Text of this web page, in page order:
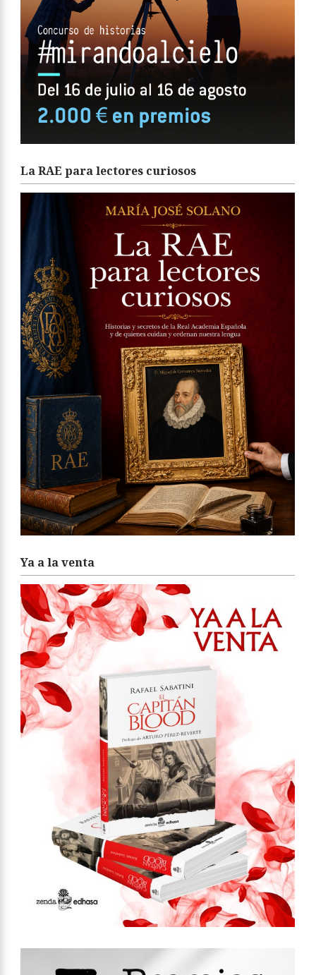
La RAE para lectores curiosos
Ya a la venta